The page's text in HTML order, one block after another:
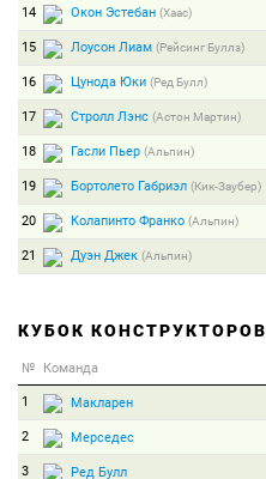
14 Окон Эстебан (Хаас)
15 Лоусон Лиам (Рейсинг Буллз)
16 Цунода Юки (Ред Булл)
17 Стролл Лэнс (Астон Мартин)
18 Гасли Пьер (Альпин)
19 Бортолето Габриэл (Кик-Заубер)
20 Колапинто Франко (Альпин)
21 Дуэн Джек (Альпин)
КУБОК КОНСТРУКТОРОВ
№ Команда
1 Макларен
2 Мерседес
3 Ред Булл